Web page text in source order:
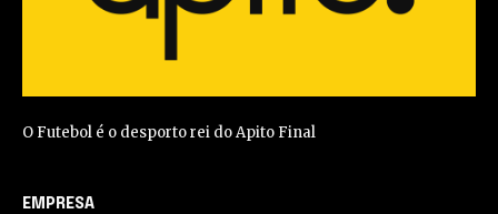
O Futebol é o desporto rei do Apito Final
EMPRESA